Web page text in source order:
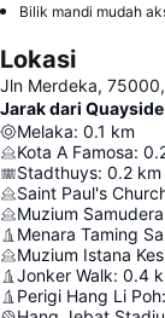
Bilik mandi mudah
Lokasi
Jln Merdeka,
Jarak dari
Melaka: 0.1 km
Kota A Famosa:
Stadthuys: 0.2 km
Saint Paul's
Muzium Samudera
Menara Taming
Muzium Istana
Jonker Walk: 0.4
Perigi Hang Li Poh: